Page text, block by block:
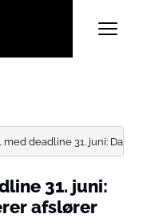
deadline 31. juni:
31. juni:
afslører